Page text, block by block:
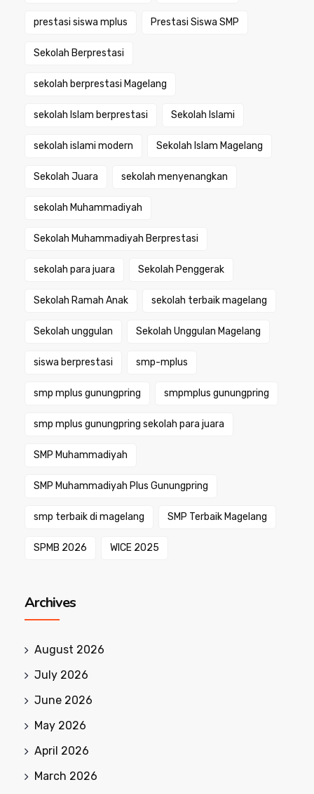
prestasi siswa mplus Prestasi Siswa SMP
Sekolah Berprestasi
sekolah berprestasi Magelang
sekolah Islam berprestasi Sekolah Islami
sekolah islami modern Sekolah Islam Magelang
Sekolah Juara sekolah menyenangkan
sekolah Muhammadiyah
Sekolah Muhammadiyah Berprestasi
sekolah para juara Sekolah Penggerak
Sekolah Ramah Anak sekolah terbaik magelang
Sekolah unggulan Sekolah Unggulan Magelang
siswa berprestasi smp-mplus
smp mplus gunungpring smpmplus gunungpring
smp mplus gunungpring sekolah para juara
SMP Muhammadiyah
SMP Muhammadiyah Plus Gunungpring
smp terbaik di magelang SMP Terbaik Magelang
SPMB 2026 WICE 2025
Archives
August 2026
July 2026
June 2026
May 2026
April 2026
March 2026